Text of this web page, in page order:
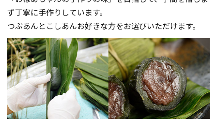
ず丁寧に手作りしています。
つぶあんとこしあんお好きな方をお選びいただけます。